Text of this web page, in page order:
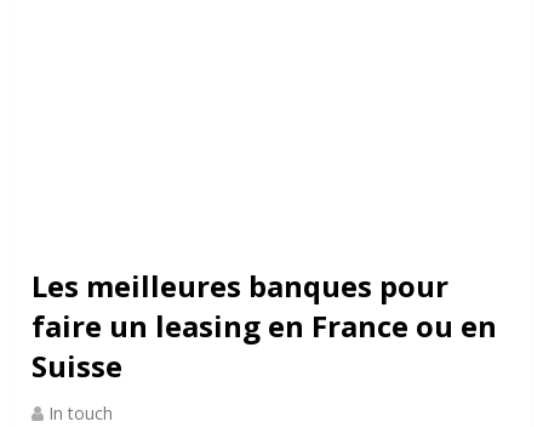
Les meilleures banques pour
faire un leasing en France ou en
Suisse
In touch